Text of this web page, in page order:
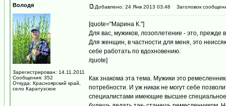
Володя
Зарегистрирован: 14.11.2011
Сообщения: 352
Откуда: Красноярский край,
село Каратузское
Добавлено: 24 Янв 2013 03:46 Заголовок
[quote="Марина К."]
Для вас, мужиков, лозоплетение - это, прежде
Для женщин, в частности для меня, это
себе работать по вдохновению.
/quote]
Как знакома эта тема. Мужики это
потребности. И уж никак не могут себе
специалистами имеющие высшее специальное